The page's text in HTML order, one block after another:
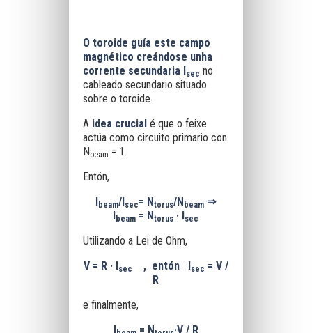
O toroide guía este campo
magnético creándose unha
corrente secundariaIsec no
cableado secundario situado
sobre o toroide.
A idea crucial é que o feixe
actúa como circuito primario con
Nbeam = 1.
Entón,
Ibeam/Isec= Ntorus/N beam ⇒
Ibeam = Ntorus · Isec
Utilizando a Lei de Ohm,
V = R · Isec , entón Isec = V /
R
e finalmente,
I
= N ·V / R